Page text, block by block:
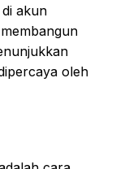
akun
oleh